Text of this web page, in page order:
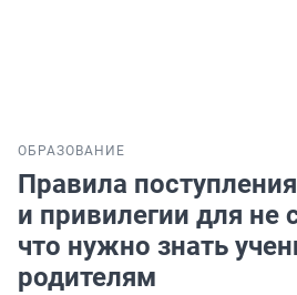
ОБРАЗОВАНИЕ
Правила
и привилегии для не
что нужно знать
родителям